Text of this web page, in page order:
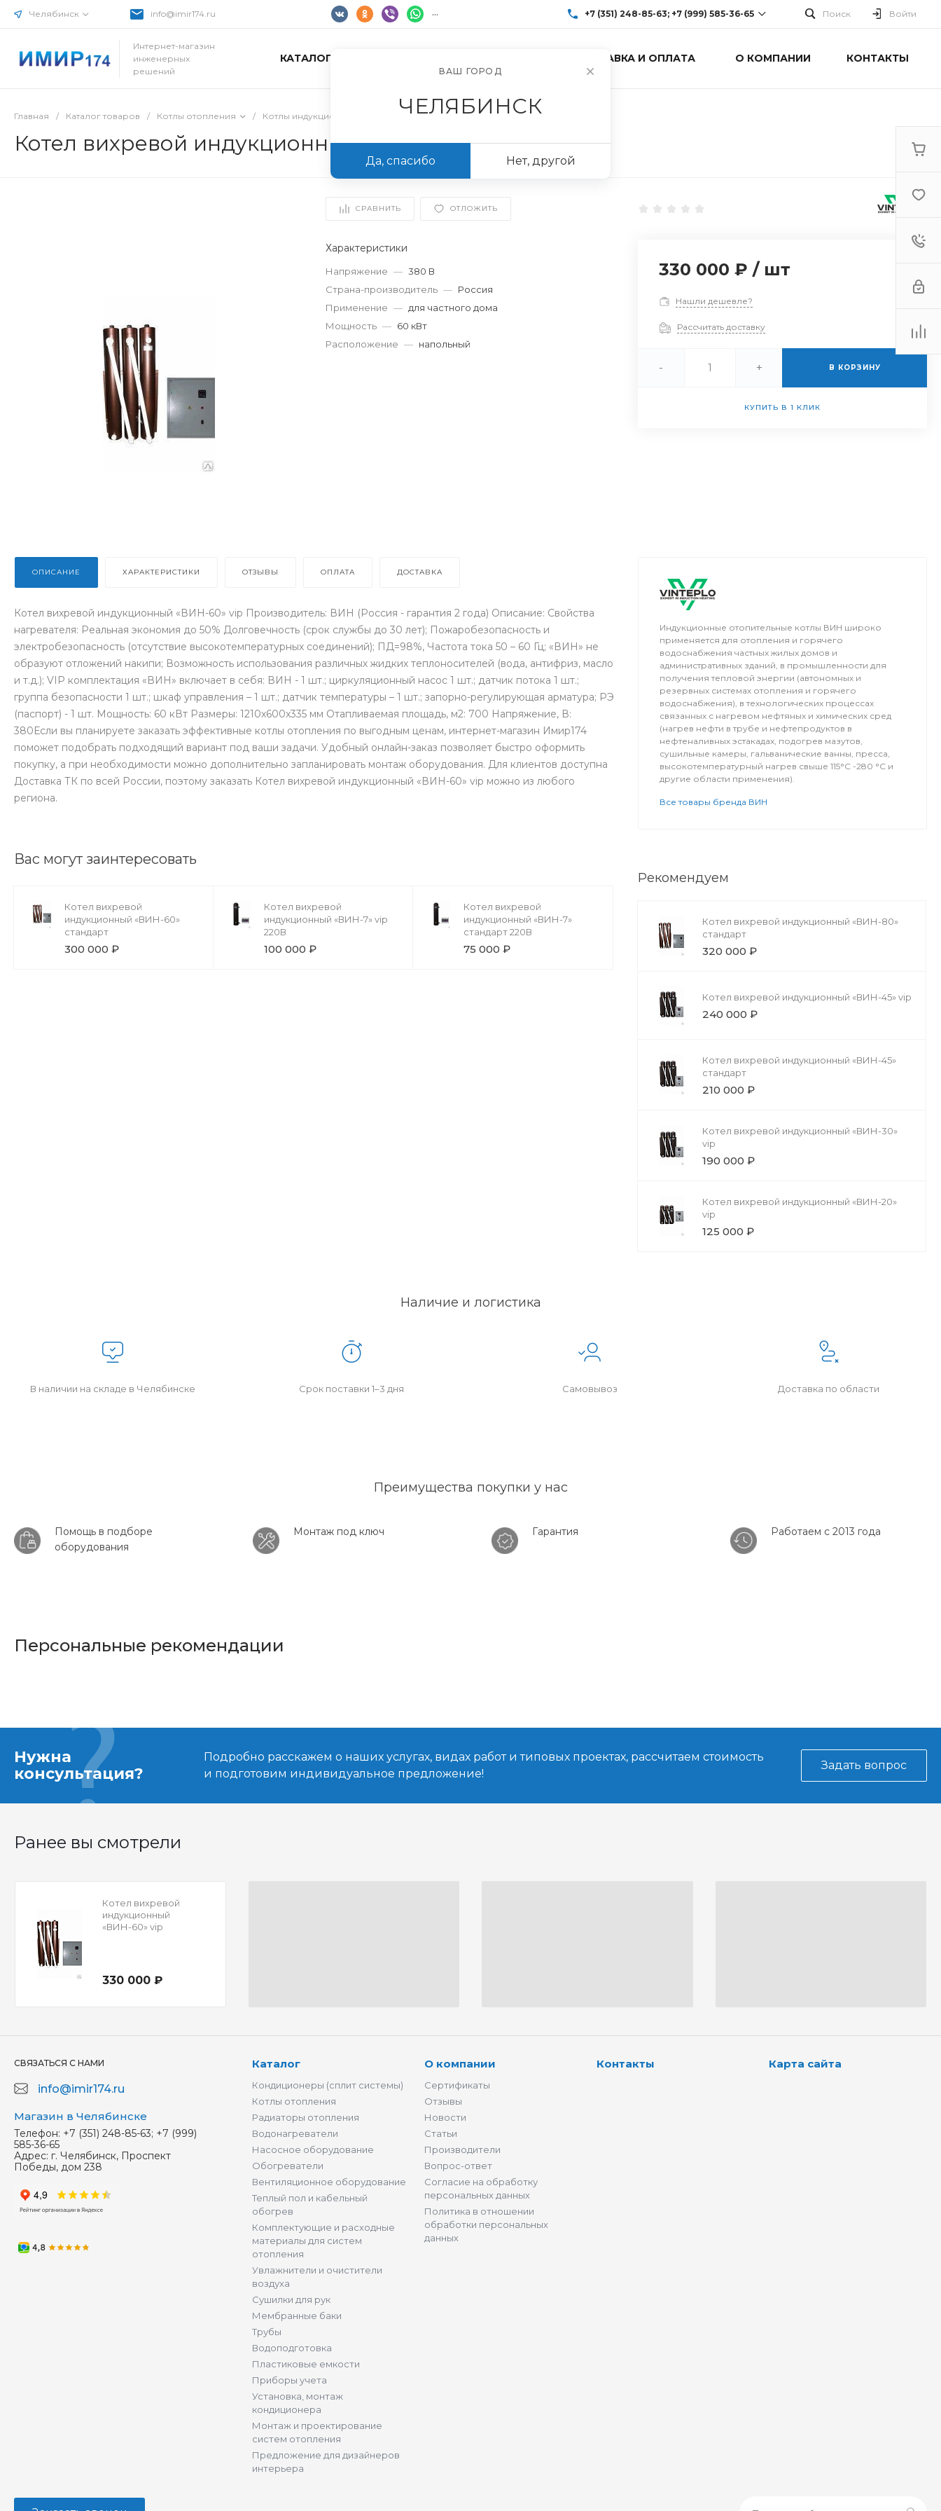
Челябинск info@imir174.ru ... +7 (351) 248-85-63; +7 (999) 585-36-65
+7 (351) 248-85-63; +7 (999) 585-36-65
Поиск Войти
Интернет-магазин
инженерных
решений
КАТАЛОГ ТОВАРОВ ДОСТАВКА И ОПЛАТА О КОМПАНИИ КОНТАКТЫ
Главная / Каталог товаров / Котлы отопления / Котлы индукционные Котел вихревой индукционный «ВИН-60» vip
Котел вихревой индукционный «ВИН-60» vip
СРАВНИТЬ ОТЛОЖИТЬ
Характеристики
Напряжение — 380 В
Страна-производитель — Россия
Применение — для частного дома
Мощность — 60 кВт
Расположение — напольный
330 000 ₽ / шт
Нашли дешевле?
Рассчитать доставку
- + В КОРЗИНУ
КУПИТЬ В 1 КЛИК
ОПИСАНИЕ ХАРАКТЕРИСТИКИ ОТЗЫВЫ ОПЛАТА ДОСТАВКА
Котел вихревой индукционный «ВИН-60» vip Производитель: ВИН (Россия - гарантия 2 года) Описание: Свойства
нагревателя: Реальная экономия до 50% Долговечность (срок службы до 30 лет); Пожаробезопасность и
электробезопасность (отсутствие высокотемпературных соединений); ПД=98%, Частота тока 50 – 60 Гц; «ВИН» не
образуют отложений накипи; Возможность использования различных жидких теплоносителей (вода, антифриз, масло
и т.д.); VIP комплектация «ВИН» включает в себя: ВИН - 1 шт.; циркуляционный насос 1 шт.; датчик потока 1 шт.;
группа безопасности 1 шт.; шкаф управления – 1 шт.; датчик температуры – 1 шт.; запорно-регулирующая арматура; РЭ
(паспорт) - 1 шт. Мощность: 60 кВт Размеры: 1210x600x335 мм Отапливаемая площадь, м2: 700 Напряжение, В:
380Если вы планируете заказать эффективные котлы отопления по выгодным ценам, интернет-магазин Имир174
поможет подобрать подходящий вариант под ваши задачи. Удобный онлайн-заказ позволяет быстро оформить
покупку, а при необходимости можно дополнительно запланировать монтаж оборудования. Для клиентов доступна
Доставка ТК по всей России, поэтому заказать Котел вихревой индукционный «ВИН-60» vip можно из любого
региона.
Вас могут заинтересовать
Котел вихревой
индукционный «ВИН-60»
стандарт
300 000 ₽
Котел вихревой
индукционный «ВИН-7» vip
220В
100 000 ₽
Котел вихревой
индукционный «ВИН-7»
стандарт 220В
75 000 ₽
Индукционные отопительные котлы ВИН широко
применяется для отопления и горячего
водоснабжения частных жилых домов и
административных зданий, в промышленности для
получения тепловой энергии (автономных и
резервных системах отопления и горячего
водоснабжения), в технологических процессах
связанных с нагревом нефтяных и химических сред
(нагрев нефти в трубе и нефтепродуктов в
нефтеналивных эстакадах, подогрев мазутов,
сушильные камеры, гальванические ванны, пресса,
высокотемпературный нагрев свыше 115°С -280 °С и
другие области применения).
Все товары бренда ВИН
Рекомендуем
Котел вихревой индукционный «ВИН-80»
стандарт
320 000 ₽
Котел вихревой индукционный «ВИН-45» vip
240 000 ₽
Котел вихревой индукционный «ВИН-45»
стандарт
210 000 ₽
Котел вихревой индукционный «ВИН-30»
vip
190 000 ₽
Котел вихревой индукционный «ВИН-20»
vip
125 000 ₽
Наличие и логистика
В наличии на складе в Челябинске Срок поставки 1–3 дня Самовывоз Доставка по области
Преимущества покупки у нас
Помощь в подборе
оборудования
Монтаж под ключ Гарантия Работаем с 2013 года
Персональные рекомендации
Нужна
консультация?
Подробно расскажем о наших услугах, видах работ и типовых проектах, рассчитаем стоимость
и подготовим индивидуальное предложение!
Задать вопрос
Ранее вы смотрели
Котел вихревой
индукционный
«ВИН-60» vip
330 000 ₽
СВЯЗАТЬСЯ С НАМИ
info@imir174.ru
Магазин в Челябинске
Телефон: +7 (351) 248-85-63; +7 (999)
585-36-65
Адрес: г. Челябинск, Проспект
Победы, дом 238
Каталог
Кондиционеры (сплит системы)
Котлы отопления
Радиаторы отопления
Водонагреватели
Насосное оборудование
Обогреватели
Вентиляционное оборудование
Теплый пол и кабельный
обогрев
Комплектующие и расходные
материалы для систем
отопления
Увлажнители и очистители
воздуха
Сушилки для рук
Мембранные баки
Трубы
Водоподготовка
Пластиковые емкости
Приборы учета
Установка, монтаж
кондиционера
Монтаж и проектирование
систем отопления
Предложение для дизайнеров
интерьера
О компании
Сертификаты
Отзывы
Новости
Статьи
Производители
Вопрос-ответ
Согласие на обработку
персональных данных
Политика в отношении
обработки персональных
данных
Контакты Карта сайта
ВАШ ГОРОД
ЧЕЛЯБИНСК
Да, спасибо Нет, другой